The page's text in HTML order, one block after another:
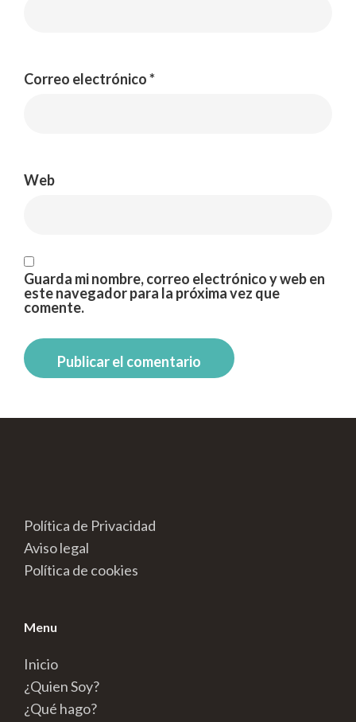
Correo electrónico*
Web
Guarda mi nombre, correo electrónico y web en
este navegador para la próxima vez que
comente.
Política de Privacidad
Aviso legal
Política de cookies
Menu
Inicio
¿Quien Soy?
¿Qué hago?